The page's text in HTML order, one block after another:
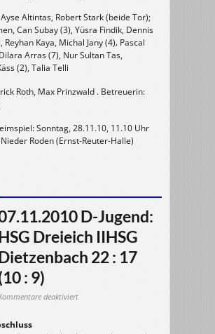
Altintas, Robert Stark (beide Tor);
Can Subay (3), Yüsra Findik, Dennis
Kaya, Michal Jany (4)‚ Pascal
Arras (7), Nur Sultan Tas,
(2), Talia Telli
Roth, Max Prinzwald . Betreuerin:
Sonntag, 28.11.10, 11.10 Uhr
Roden (Ernst-Reuter-Halle)
D-Jugend:
Dreieich IIHSG
22 : 17
: 9)
deaktiviertfür